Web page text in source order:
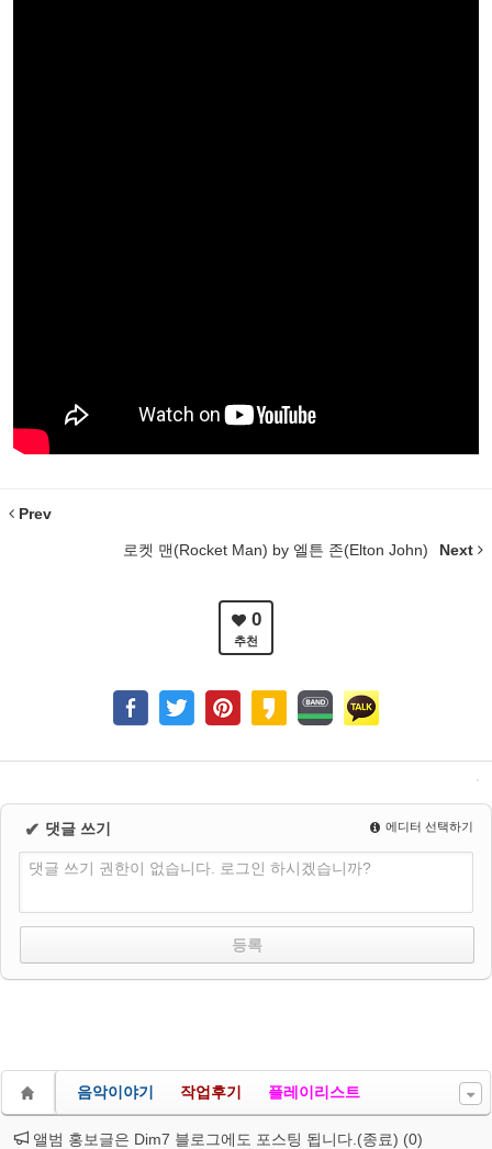
Prev
로켓 맨(Rocket Man) by 엘튼 존(Elton John) Next
0
추천
✔ 댓글 쓰기 에디터 선택하기
댓글 쓰기 권한이 없습니다. 로그인 하시겠습니까?
음악이야기 작업후기 플레이리스트
앨범 홍보글은 Dim7 블로그에도 포스팅 됩니다.(종료) (0)